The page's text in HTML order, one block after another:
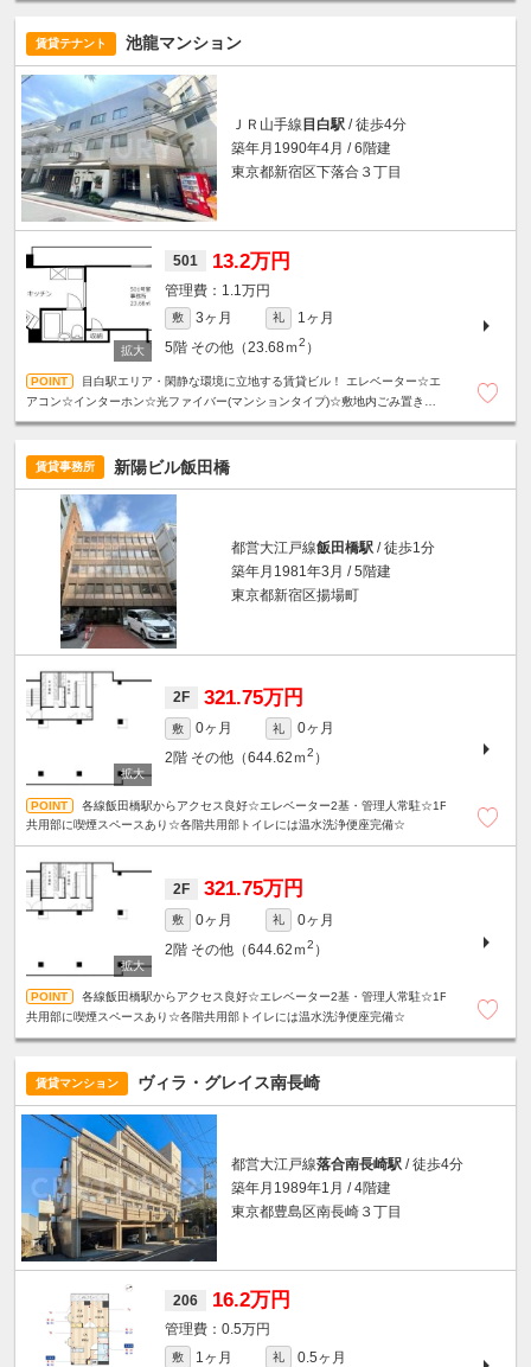
賃貸テナント 池龍マンション
ＪＲ山手線 目白駅 / 徒歩4分
築年月1990年4月 / 6階建
東京都新宿区下落合３丁目
501 13.2万円
1.1万円
敷 3ヶ月 礼
1ヶ月
5階 その他（23.68ｍ2 ）
目白駅エリア・閑静な環境に立地する賃貸ビル！ エレベーター☆エ
アコン☆インターホン☆光ファイバー(マンションタイプ)☆敷地内ごみ置き場有
賃貸事務所 新陽ビル飯田橋
都営大江戸線飯田橋駅 / 徒歩1分
築年月1981年3月 / 5階建
東京都新宿区揚場町
2F 321.75万円
敷 0ヶ月 礼
0ヶ月
2階 その他（644.62ｍ2 ）
各線飯田橋駅からアクセス良好☆エレベーター2基・管理人常駐☆1F
共用部に喫煙スペースあり☆各階共用部トイレには温水洗浄便座完備☆
2F 321.75万円
敷 0ヶ月 礼
0ヶ月
2階 その他（644.62ｍ2 ）
各線飯田橋駅からアクセス良好☆エレベーター2基・管理人常駐☆1F
共用部に喫煙スペースあり☆各階共用部トイレには温水洗浄便座完備☆
賃貸マンション ヴィラ・グレイス南長崎
都営大江戸線落合南長崎駅 / 徒歩4分
築年月1989年1月 / 4階建
東京都豊島区南長崎３丁目
206 16.2万円
0.5万円
敷 1ヶ月 礼
0.5ヶ月